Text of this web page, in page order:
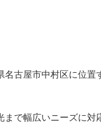
古屋市中村区に位置
で幅広いニーズに対